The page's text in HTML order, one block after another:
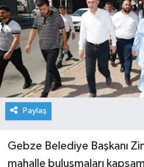
Paylaş
Gebze Belediye Başkanı
mahalle buluşmaları